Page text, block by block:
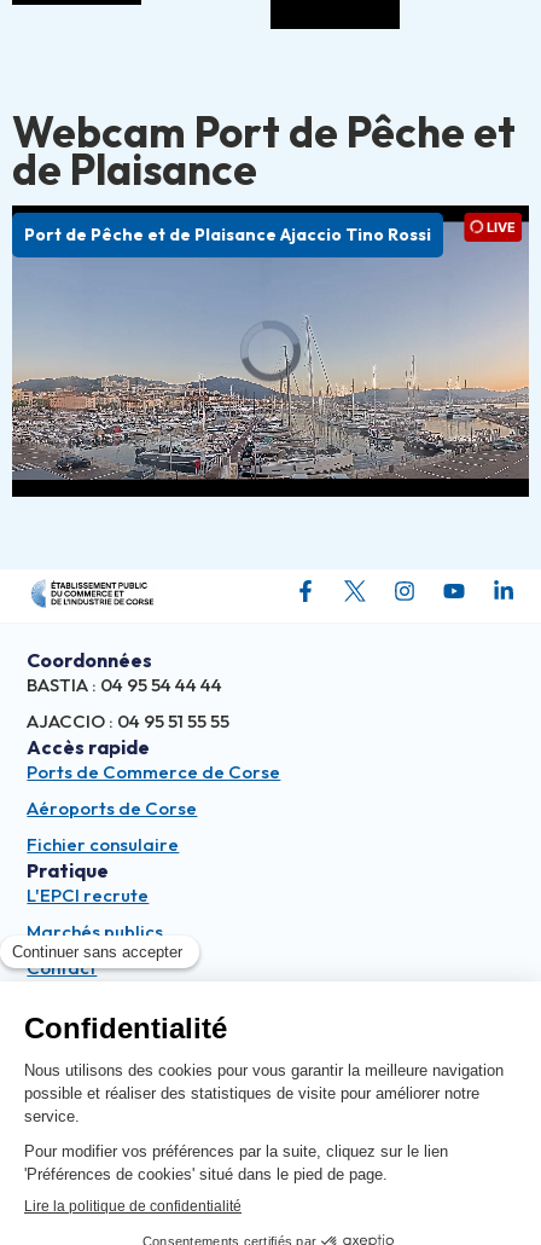
Webcam Port de Pêche et
de Plaisance
Port de Pêche et de Plaisance Ajaccio Tino Rossi
Coordonnées
BASTIA : 04 95 54 44 44
AJACCIO : 04 95 51 55 55
Accès rapide
Ports de Commerce de Corse
Aéroports de Corse
Fichier consulaire
Pratique
L'EPCI recrute
Marchés publics
Contact
Envoyer
Réalisation Corsicaweb
Mentions légales|Politique de confidentialité
des cookies
|Accessibilité